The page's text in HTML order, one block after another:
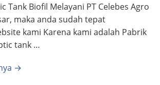
Tank Biofil Melayani PT Celebes Agro
maka anda sudah tepat
kami Karena kami adalah Pabrik
tank …
→